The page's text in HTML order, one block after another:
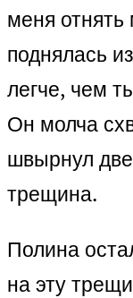
меня
поднялась
легче, чем
Он молча
швырнул
трещина.
Полина
на эту